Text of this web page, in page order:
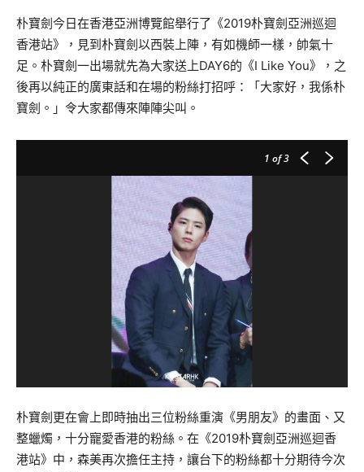
朴寶劍今日在香港亞洲博覽館舉行了《2019朴寶劍亞洲巡迴
香港站》，見到朴寶劍以西裝上陣，有如機師一樣，帥氣十
足。朴寶劍一出場就先為大家送上DAY6的《I Like You》，之
後再以純正的廣東話和在場的粉絲打招呼：「大家好，我係朴
寶劍。」令大家都傳來陣陣尖叫。
1 of 3
朴寶劍更在會上即時抽出三位粉絲重演《男朋友》的畫面、又
整蠟燭，十分寵愛香港的粉絲。在《2019朴寶劍亞洲巡迴香
港站》中，森美再次擔任主持，讓台下的粉絲都十分期待今次